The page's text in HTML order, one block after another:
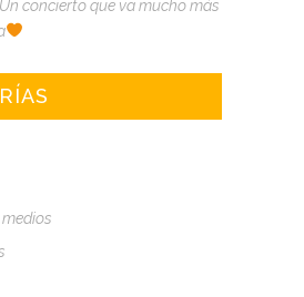
Un concierto que va mucho más